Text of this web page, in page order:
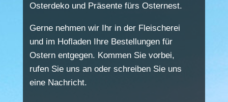
Osterdeko und Präsente fürs Osternest.
Gerne nehmen wir Ihr in der Fleischerei
und im Hofladen Ihre Bestellungen für
Ostern entgegen. Kommen Sie vorbei,
rufen Sie uns an oder schreiben Sie uns
eine Nachricht.